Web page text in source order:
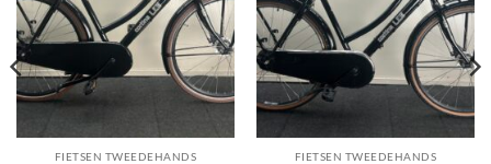
FIETSEN TWEEDEHANDS FIETSEN TWEEDEHANDS